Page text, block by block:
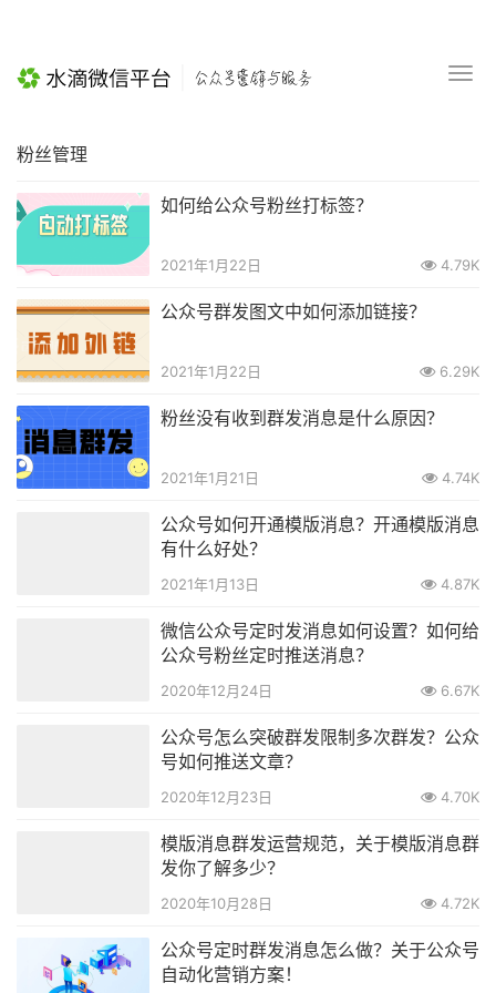
粉丝管理
如何给公众号粉丝打标签？
2021年1月22日 4.79K
公众号群发图文中如何添加链接？
2021年1月22日 6.29K
粉丝没有收到群发消息是什么原因？
2021年1月21日 4.74K
公众号如何开通模版消息？开通模版消息
有什么好处？
2021年1月13日 4.87K
微信公众号定时发消息如何设置？如何给
公众号粉丝定时推送消息？
2020年12月24日 6.67K
公众号怎么突破群发限制多次群发？公众
号如何推送文章？
2020年12月23日 4.70K
模版消息群发运营规范，关于模版消息群
发你了解多少？
2020年10月28日 4.72K
公众号定时群发消息怎么做？关于公众号
自动化营销方案！